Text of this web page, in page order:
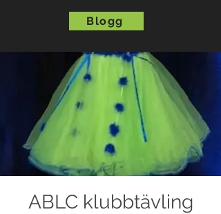
Blogg
ABLC klubbtävling